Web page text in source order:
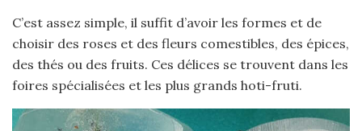
C’est assez simple, il suffit d’avoir les formes et de
choisir des roses et des fleurs comestibles, des épices,
des thés ou des fruits. Ces délices se trouvent dans les
foires spécialisées et les plus grands hoti-fruti.